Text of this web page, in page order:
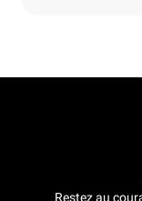
Restez au